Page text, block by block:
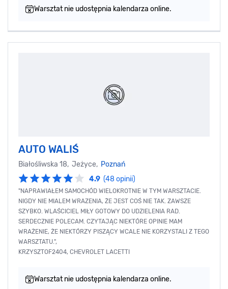
Warsztat nie udostępnia kalendarza online.
AUTO WALIŚ
Białośliwska 18, Jeżyce, Poznań
4.9 (48 opinii)
"NAPRAWIAŁEM SAMOCHÓD WIELOKROTNIE W TYM WARSZTACIE.
NIGDY NIE MIALEM WRAZENIA, ŻE JEST COŚ NIE TAK. ZAWSZE
SZYBKO. WLAŚCICIEL MIŁY GOTOWY DO UDZIELENIA RAD.
SERDECZNIE POLECAM. CZYTAJĄC NIEKTÓRE OPINIE MAM
WRAŻENIE, ŻE NIEKTÓRZY PISZĄCY WCALE NIE KORZYSTALI Z TEGO
WARSZTATU.",
KRZYSZTOF2404, CHEVROLET LACETTI
Warsztat nie udostępnia kalendarza online.